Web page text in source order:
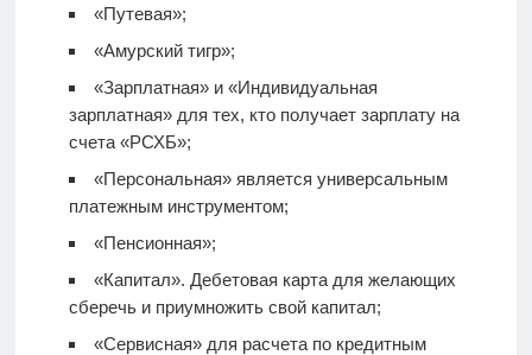
«Путевая»;
«Амурский тигр»;
«Зарплатная» и «Индивидуальная
зарплатная» для тех, кто получает зарплату на
счета «РСХБ»;
«Персональная» является универсальным
платежным инструментом;
«Пенсионная»;
«Капитал». Дебетовая картадля желающих
сберечь и приумножить свой капитал;
«Сервисная» для расчета по кредитным